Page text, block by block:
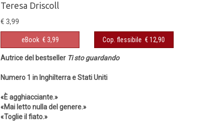
Teresa Driscoll
€ 3,99
eBook € 3,99 Cop. flessibile € 12,90
Autrice del bestseller Ti sto guardando
Numero 1 in Inghilterra e Stati Uniti
«È agghiacciante.»
«Mai letto nulla del genere.»
«Toglie il fiato.»